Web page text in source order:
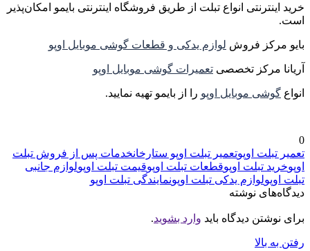
خرید اینترنتی انواع تبلت از طریق فروشگاه اینترنتی بایمو امکان‌پذیر
است.
بایو مرکز فروش لوازم یدکی و قطعات گوشی موبایل اوپو
آریانا مرکز تخصصی تعمیرات گوشی موبایل اوپو
انواع گوشی موبایل اوپو را از بایمو تهیه نمایید.
0
تعمیر تبلت اوپوتعمیر تبلت اوپو ستارخانخدمات پس از فروش تبلت
اوپوخرید تبلت اوپوقطعات تبلت اوپوقیمت تبلت اوپولوازم جانبی
تبلت اوپولوازم یدکی تبلت اوپونمایندگی تبلت اوپو
دیدگاه‌های نوشته
برای نوشتن دیدگاه باید وارد بشوید.
رفتن به بالا